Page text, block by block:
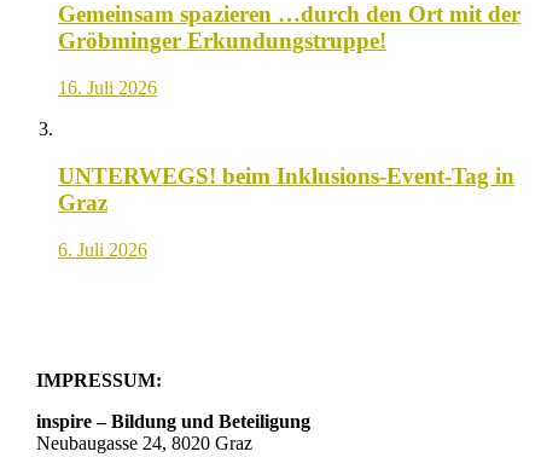
Gemeinsam spazieren …durch den Ort mit der
Gröbminger Erkundungstruppe!
16. Juli 2026
UNTERWEGS! beim Inklusions-Event-Tag in
Graz
6. Juli 2026
IMPRESSUM:
inspire – Bildung und Beteiligung
Neubaugasse 24, 8020 Graz